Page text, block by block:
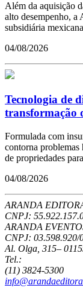
Além da aquisição
alto desempenho, a
subsidiária
04/08/2026
Tecnologia de
transformação
Formulada com
contorna problemas
de propriedades
04/08/2026
ARANDA
CNPJ:
ARANDA
CNPJ: 03.598.920/
Al. Olga, 315–
Tel.:
(11) 3824-5300